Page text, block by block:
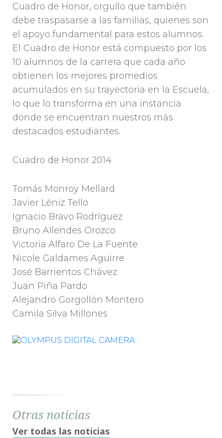
Cuadro de Honor, orgullo que también
debe traspasarse a las familias, quienes son
el apoyo fundamental para estos alumnos.
El Cuadro de Honor está compuesto por los
10 alumnos de la carrera que cada año
obtienen los mejores promedios
acumulados en su trayectoria en la Escuela,
lo que lo transforma en una instancia
donde se encuentran nuestros más
destacados estudiantes.
Cuadro de Honor 2014
Tomás Monroy Mellard
Javier Léniz Tello
Ignacio Bravo Rodríguez
Bruno Allendes Orozco
Victoria Alfaro De La Fuente
Nicole Galdames Aguirre
José Barrientos Chávez
Juan Piña Pardo
Alejandro Gorgollón Montero
Camila Silva Millones
Otras noticias
Ver todas las noticias